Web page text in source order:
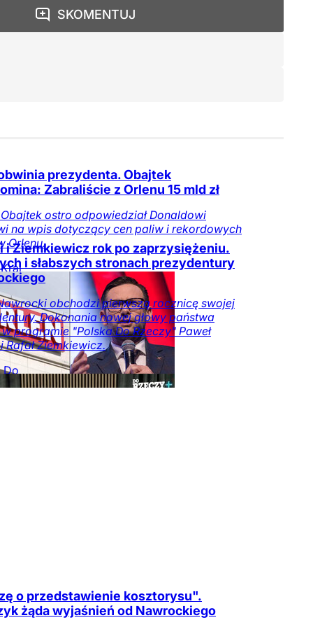
SKOMENTUJ
prezydenta. Obajtek
Zabraliście z Orlenu 15 mld zł
ostro odpowiedział Donaldowi
na wpis dotyczący cen paliw i rekordowych
Orlenu.
Kraj
i Ziemkiewicz rok po zaprzysiężeniu.
i słabszych stronach prezydentury
obchodzi pierwszą rocznicę swojej
Dokonania nowej głowy państwa
programie "Polska Do Rzeczy" Paweł
Rafał Ziemkiewicz.
Do
OpinieKrajTylko
o przedstawienie kosztorysu".
żąda wyjaśnień od Nawrockiego